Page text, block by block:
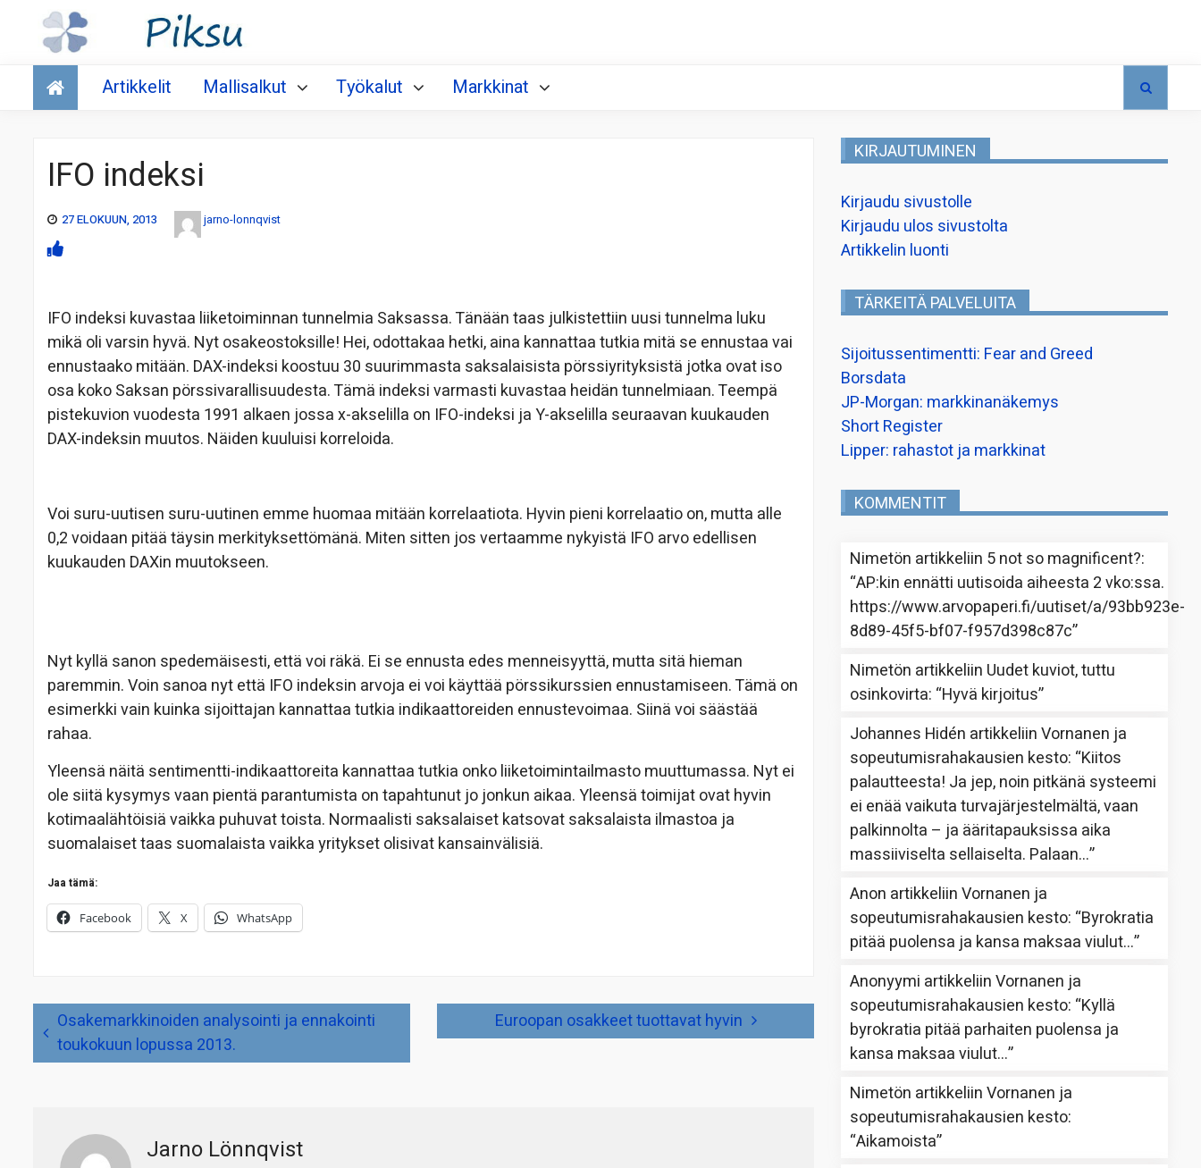
Talous
Artikkelit Mallisalkut Työkalut Markkinat
IFO indeksi
27 ELOKUUN, 2013 jarno-lonnqvist
IFO indeksi kuvastaa liiketoiminnan tunnelmia Saksassa. Tänään taas julkistettiin uusi tunnelma luku
mikä oli varsin hyvä. Nyt osakeostoksille! Hei, odottakaa hetki, aina kannattaa tutkia mitä se ennustaa vai
ennustaako mitään. DAX-indeksi koostuu 30 suurimmasta saksalaisista pörssiyrityksistä jotka ovat iso
osa koko Saksan pörssivarallisuudesta. Tämä indeksi varmasti kuvastaa heidän tunnelmiaan. Teempä
pistekuvion vuodesta 1991 alkaen jossa x-akselilla on IFO-indeksi ja Y-akselilla seuraavan kuukauden
DAX-indeksin muutos. Näiden kuuluisi korreloida.
Voi suru-uutisen suru-uutinen emme huomaa mitään korrelaatiota. Hyvin pieni korrelaatio on, mutta alle
0,2 voidaan pitää täysin merkityksettömänä. Miten sitten jos vertaamme nykyistä IFO arvo edellisen
kuukauden DAXin muutokseen.
Nyt kyllä sanon spedemäisesti, että voi räkä. Ei se ennusta edes menneisyyttä, mutta sitä hieman
paremmin. Voin sanoa nyt että IFO indeksin arvoja ei voi käyttää pörssikurssien ennustamiseen. Tämä on
esimerkki vain kuinka sijoittajan kannattaa tutkia indikaattoreiden ennustevoimaa. Siinä voi säästää
rahaa.
Yleensä näitä sentimentti-indikaattoreita kannattaa tutkia onko liiketoimintailmasto muuttumassa. Nyt ei
ole siitä kysymys vaan pientä parantumista on tapahtunut jo jonkun aikaa. Yleensä toimijat ovat hyvin
kotimaalähtöisiä vaikka puhuvat toista. Normaalisti saksalaiset katsovat saksalaista ilmastoa ja
suomalaiset taas suomalaista vaikka yritykset olisivat kansainvälisiä.
Jaa tämä:
Facebook X WhatsApp
Artikkelien
selausOsakemarkkinoiden analysointi ja ennakointi
toukokuun lopussa 2013.
Euroopan osakkeet tuottavat hyvin
Jarno Lönnqvist
KIRJAUTUMINEN
Kirjaudu sivustolle
Kirjaudu ulos sivustolta
Artikkelin luonti
TÄRKEITÄ PALVELUITA
Sijoitussentimentti: Fear and Greed
Borsdata
JP-Morgan: markkinanäkemys
Short Register
Lipper: rahastot ja markkinat
KOMMENTIT
Nimetön artikkeliin 5 not so magnificent?:
“AP:kin ennätti uutisoida aiheesta 2 vko:ssa.
https://www.arvopaperi.fi/uutiset/a/93bb923e-
8d89-45f5-bf07-f957d398c87c”
Nimetön artikkeliin Uudet kuviot, tuttu
osinkovirta: “Hyvä kirjoitus”
Johannes Hidén artikkeliinVornanen ja
sopeutumisrahakausien kesto: “Kiitos
palautteesta! Ja jep, noin pitkänä systeemi
ei enää vaikuta turvajärjestelmältä, vaan
palkinnolta – ja ääritapauksissa aika
massiiviselta sellaiselta. Palaan…”
Anon artikkeliinVornanen ja
sopeutumisrahakausien kesto: “Byrokratia
pitää puolensa ja kansa maksaa viulut…”
Anonyymi artikkeliinVornanen ja
sopeutumisrahakausien kesto: “Kyllä
byrokratia pitää parhaiten puolensa ja
kansa maksaa viulut…”
Nimetön artikkeliinVornanen ja
sopeutumisrahakausien kesto:
“Aikamoista”